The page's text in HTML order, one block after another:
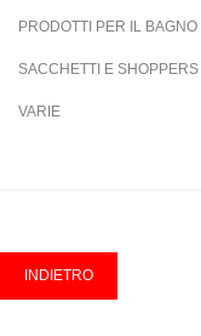
PRODOTTI PER IL BAGNO
SACCHETTI E SHOPPERS
VARIE